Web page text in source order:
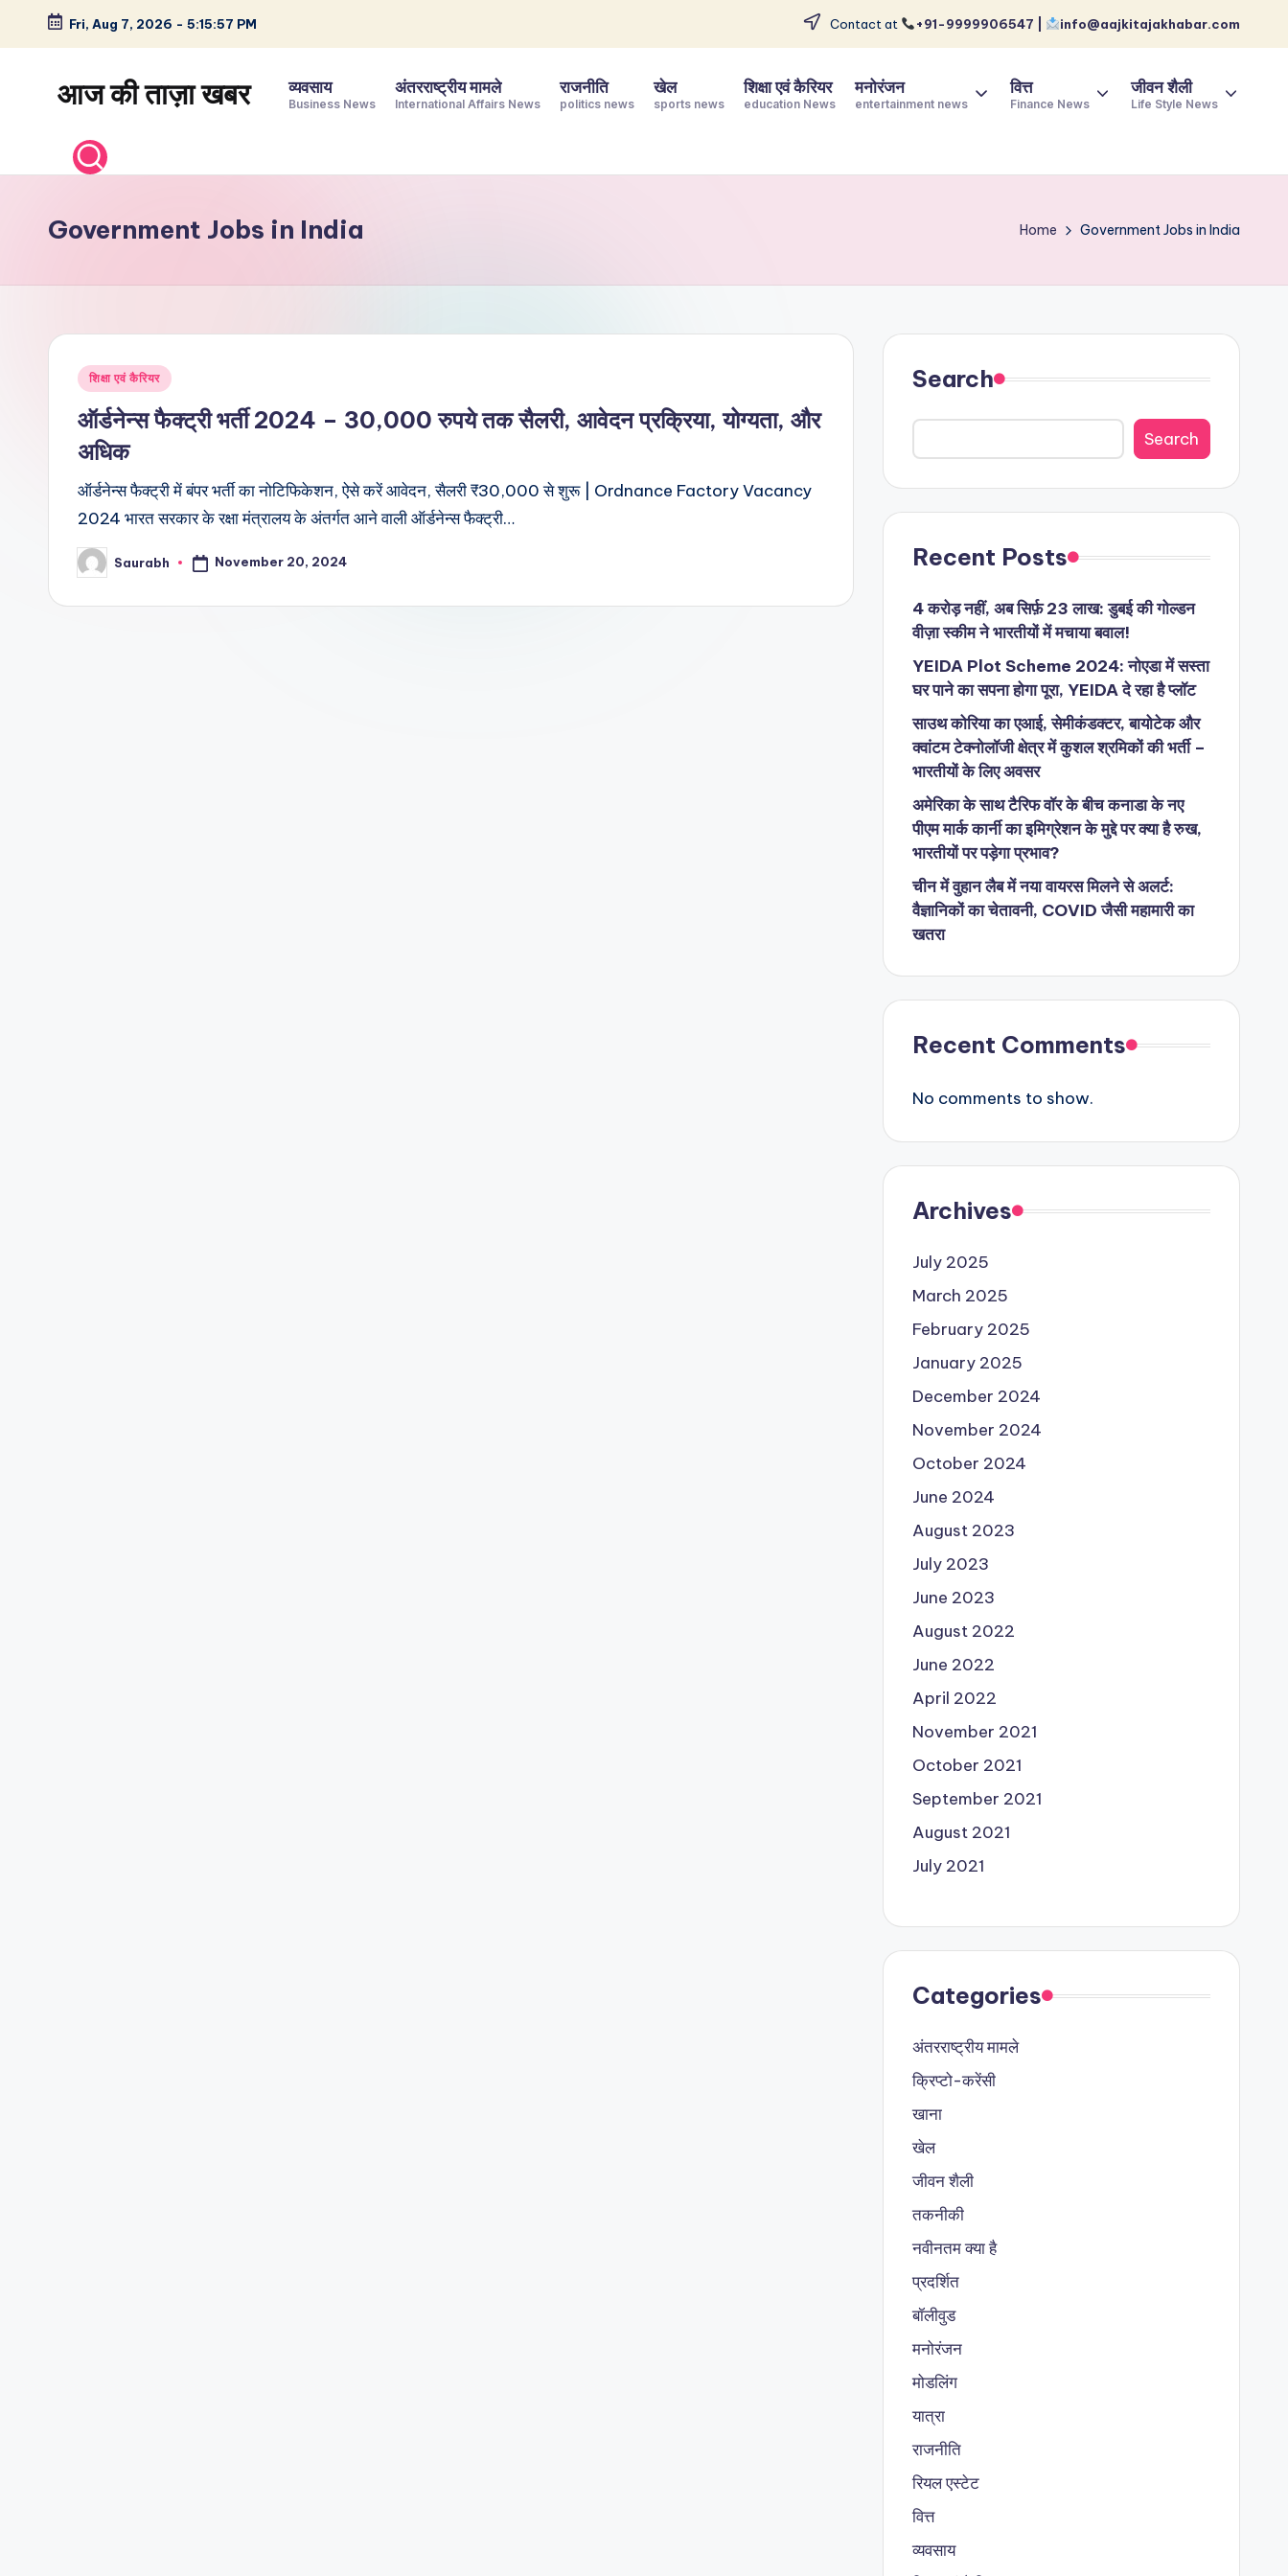
Skip
content
Fri, Aug 7, 2026 - 5:15:58 PM Contact at +91-9999906547 | info@aajkitajakhabar.com
आज की ताज़ा खबर
–
और
विश्व
व्यवसाय
Business News
अंतरराष्ट्रीय मामले
International Affairs News
राजनीति
politics news
खेल
sports news
शिक्षा एवं कैरियर
education News
मनोरंजन
entertainment news
वित्त
Finance News
जीवन शैली
Life Style News
Government Jobs in India Home Government Jobs in India
Posted
शिक्षा एवं कैरियर
ऑर्डनेन्स फैक्ट्री भर्ती 2024 – 30,000 रुपये तक सैलरी, आवेदन प्रक्रिया, योग्यता, और
अधिक
ऑर्डनेन्स फैक्ट्री में बंपर भर्ती का नोटिफिकेशन, ऐसे करें आवेदन, सैलरी ₹30,000 से शुरू | Ordnance Factory Vacancy
2024 भारत सरकार के रक्षा मंत्रालय के अंतर्गत आने वाली ऑर्डनेन्स फैक्ट्री…
Posted
by
Saurabh November 20, 2024
Search
Search
Recent Posts
4 करोड़ नहीं, अब सिर्फ़ 23 लाख: डुबई की गोल्डन
वीज़ा स्कीम ने भारतीयों में मचाया बवाल!
YEIDA Plot Scheme 2024: नोएडा में सस्ता
घर पाने का सपना होगा पूरा, YEIDA दे रहा है प्लॉट
साउथ कोरिया का एआई, सेमीकंडक्टर, बायोटेक और
क्वांटम टेक्नोलॉजी क्षेत्र में कुशल श्रमिकों की भर्ती –
भारतीयों के लिए अवसर
अमेरिका के साथ टैरिफ वॉर के बीच कनाडा के नए
पीएम मार्क कार्नी का इमिग्रेशन के मुद्दे पर क्या है रुख,
भारतीयों पर पड़ेगा प्रभाव?
चीन में वुहान लैब में नया वायरस मिलने से अलर्ट:
वैज्ञानिकों का चेतावनी, COVID जैसी महामारी का
खतरा
Recent Comments
No comments to show.
Archives
July 2025
March 2025
February 2025
January 2025
December 2024
November 2024
October 2024
June 2024
August 2023
July 2023
June 2023
August 2022
June 2022
April 2022
November 2021
October 2021
September 2021
August 2021
July 2021
Categories
अंतरराष्ट्रीय मामले
क्रिप्टो-करेंसी
खाना
खेल
जीवन शैली
तकनीकी
नवीनतम क्या है
प्रदर्शित
बॉलीवुड
मनोरंजन
मोडलिंग
यात्रा
राजनीति
रियल एस्टेट
वित्त
व्यवसाय